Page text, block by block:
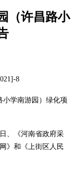
（许昌路小
8
小学南游园）绿化项
、《河南省政府采
》和《上街区人民